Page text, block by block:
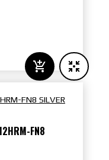
FN8